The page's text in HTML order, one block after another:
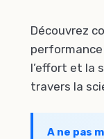
Découvrez
l’effort et la
travers la
A ne pas